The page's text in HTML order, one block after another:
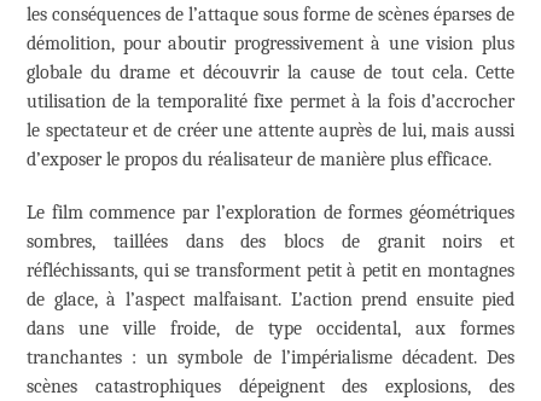
les conséquences de l’attaque sous forme de scènes éparses de
démolition, pour aboutir progressivement à une vision plus
globale du drame et découvrir la cause de tout cela. Cette
utilisation de la temporalité fixe permet à la fois d’accrocher
le spectateur et de créer une attente auprès de lui, mais aussi
d’exposer le propos du réalisateur de manière plus efficace.
Le film commence par l’exploration de formes géométriques
sombres, taillées dans des blocs de granit noirs et
réfléchissants, qui se transforment petit à petit en montagnes
de glace, à l’aspect malfaisant. L’action prend ensuite pied
dans une ville froide, de type occidental, aux formes
tranchantes : un symbole de l’impérialisme décadent. Des
scènes catastrophiques dépeignent des explosions, des